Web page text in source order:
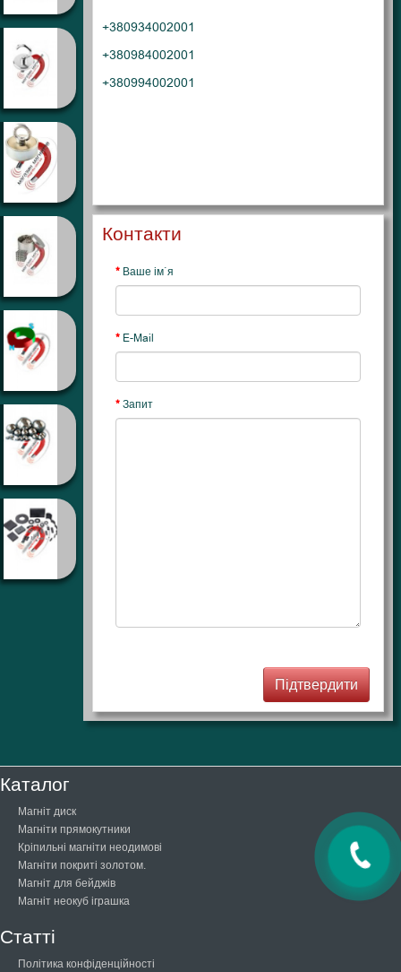
+380934002001
+380984002001
+380994002001
Контакти
Ваше ім`я
E-Mail
Запит
Каталог
Магніт диск
Магніти прямокутники
Кріпильні магніти неодимові
Магніти покриті золотом.
Магніт для бейджів
Магніт неокуб іграшка
Статті
Політика конфіденційності